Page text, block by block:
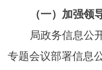
（一）加强领
局政务信息公
专题会议部署信息